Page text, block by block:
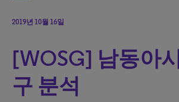
2019년 10월 16일
[WOSG] 남동아
구 분석